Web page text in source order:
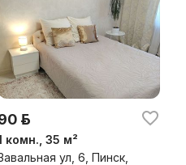
р.
комн., 35 м²
ул, 6, Пинск,